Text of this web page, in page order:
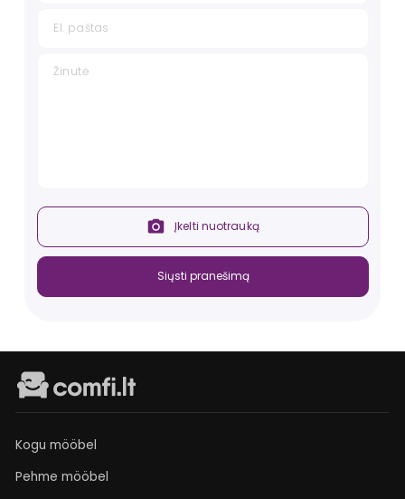
Įkelti nuotrauką
Siųsti pranešimą
Kogu mööbel
Pehme mööbel